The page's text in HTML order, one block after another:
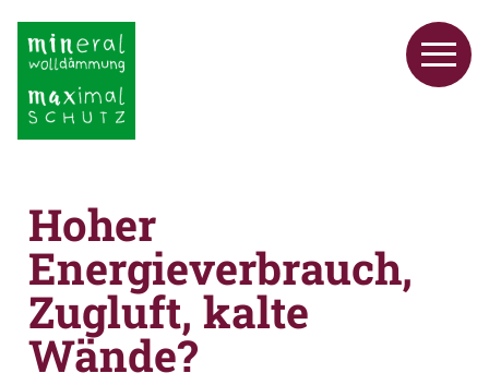
Hoher
Energieverbrauch,
Zugluft, kalte
Wände?